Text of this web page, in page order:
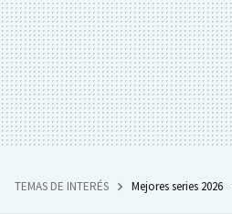
TEMAS DE INTERÉS Mejores series 2026